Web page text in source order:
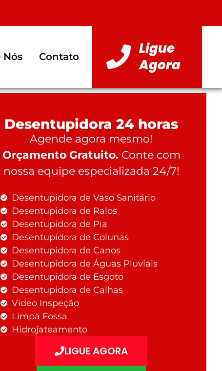
Nós Contato
Ligue
Agora
Desentupidora 24 horas
Agende agora mesmo!
Orçamento Gratuito. Conte com
nossa equipe especializada 24/7!
Desentupidora de Vaso Sanitário
Desentupidora de Ralos
Desentupidora de Pia
Desentupidora de Colunas
Desentupidora de Canos
Desentupidora de Águas Pluviais
Desentupidora de Esgoto
Desentupidora de Calhas
Video Inspeção
Limpa Fossa
Hidrojateamento
LIGUE AGORA